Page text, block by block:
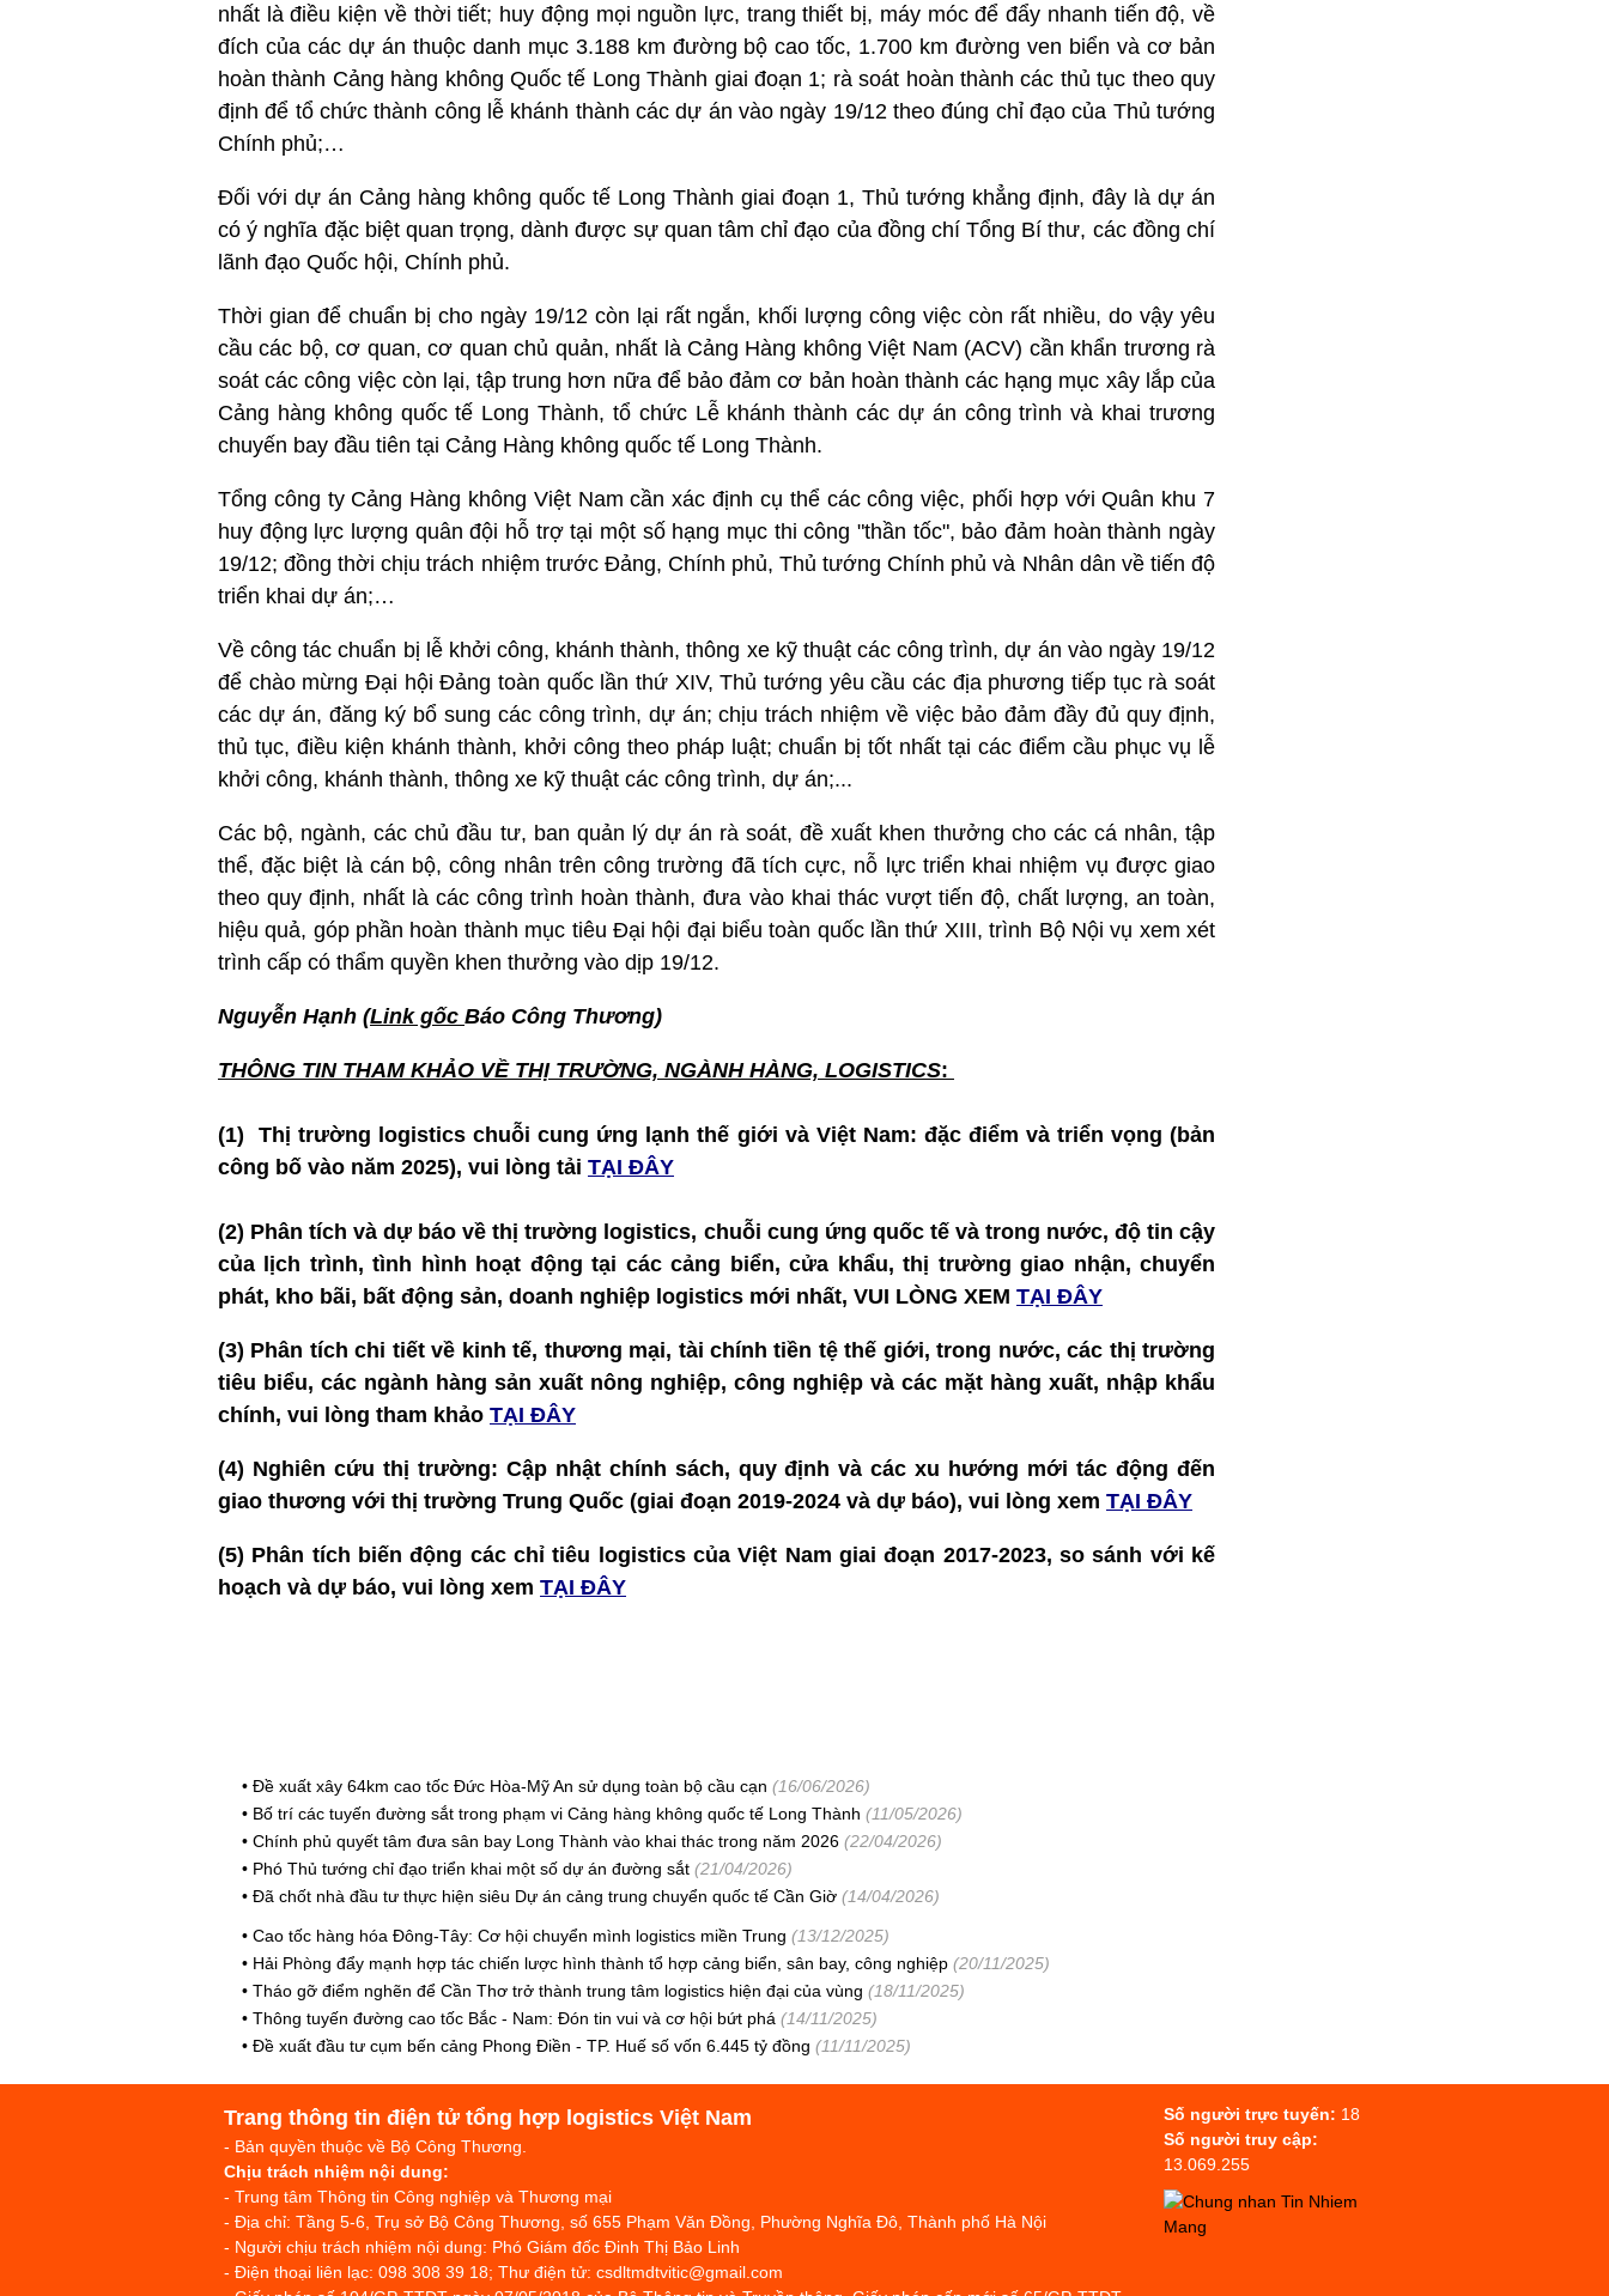
nhất là điều kiện về thời tiết; huy động mọi nguồn lực, trang thiết bị, máy móc để đẩy nhanh tiến độ, về
đích của các dự án thuộc danh mục 3.188 km đường bộ cao tốc, 1.700 km đường ven biển và cơ bản
hoàn thành Cảng hàng không Quốc tế Long Thành giai đoạn 1; rà soát hoàn thành các thủ tục theo quy
định để tổ chức thành công lễ khánh thành các dự án vào ngày 19/12 theo đúng chỉ đạo của Thủ tướng
Chính phủ;…
Đối với dự án Cảng hàng không quốc tế Long Thành giai đoạn 1, Thủ tướng khẳng định, đây là dự án
có ý nghĩa đặc biệt quan trọng, dành được sự quan tâm chỉ đạo của đồng chí Tổng Bí thư, các đồng chí
lãnh đạo Quốc hội, Chính phủ.
Thời gian để chuẩn bị cho ngày 19/12 còn lại rất ngắn, khối lượng công việc còn rất nhiều, do vậy yêu
cầu các bộ, cơ quan, cơ quan chủ quản, nhất là Cảng Hàng không Việt Nam (ACV) cần khẩn trương rà
soát các công việc còn lại, tập trung hơn nữa để bảo đảm cơ bản hoàn thành các hạng mục xây lắp của
Cảng hàng không quốc tế Long Thành, tổ chức Lễ khánh thành các dự án công trình và khai trương
chuyến bay đầu tiên tại Cảng Hàng không quốc tế Long Thành.
Tổng công ty Cảng Hàng không Việt Nam cần xác định cụ thể các công việc, phối hợp với Quân khu 7
huy động lực lượng quân đội hỗ trợ tại một số hạng mục thi công "thần tốc", bảo đảm hoàn thành ngày
19/12; đồng thời chịu trách nhiệm trước Đảng, Chính phủ, Thủ tướng Chính phủ và Nhân dân về tiến độ
triển khai dự án;…
Về công tác chuẩn bị lễ khởi công, khánh thành, thông xe kỹ thuật các công trình, dự án vào ngày 19/12
để chào mừng Đại hội Đảng toàn quốc lần thứ XIV, Thủ tướng yêu cầu các địa phương tiếp tục rà soát
các dự án, đăng ký bổ sung các công trình, dự án; chịu trách nhiệm về việc bảo đảm đầy đủ quy định,
thủ tục, điều kiện khánh thành, khởi công theo pháp luật; chuẩn bị tốt nhất tại các điểm cầu phục vụ lễ
khởi công, khánh thành, thông xe kỹ thuật các công trình, dự án;...
Các bộ, ngành, các chủ đầu tư, ban quản lý dự án rà soát, đề xuất khen thưởng cho các cá nhân, tập
thể, đặc biệt là cán bộ, công nhân trên công trường đã tích cực, nỗ lực triển khai nhiệm vụ được giao
theo quy định, nhất là các công trình hoàn thành, đưa vào khai thác vượt tiến độ, chất lượng, an toàn,
hiệu quả, góp phần hoàn thành mục tiêu Đại hội đại biểu toàn quốc lần thứ XIII, trình Bộ Nội vụ xem xét
trình cấp có thẩm quyền khen thưởng vào dịp 19/12.
Nguyễn Hạnh (Link gốc Báo Công Thương)
THÔNG TIN THAM KHẢO VỀ THỊ TRƯỜNG, NGÀNH HÀNG, LOGISTICS:
(1) Thị trường logistics chuỗi cung ứng lạnh thế giới và Việt Nam: đặc điểm và triển vọng (bản
công bố vào năm 2025), vui lòng tải TẠI ĐÂY
(2) Phân tích và dự báo về thị trường logistics, chuỗi cung ứng quốc tế và trong nước, độ tin cậy
của lịch trình, tình hình hoạt động tại các cảng biển, cửa khẩu, thị trường giao nhận, chuyển
phát, kho bãi, bất động sản, doanh nghiệp logistics mới nhất, VUI LÒNG XEM TẠI ĐÂY
(3) Phân tích chi tiết về kinh tế, thương mại, tài chính tiền tệ thế giới, trong nước, các thị trường
tiêu biểu, các ngành hàng sản xuất nông nghiệp, công nghiệp và các mặt hàng xuất, nhập khẩu
chính, vui lòng tham khảo TẠI ĐÂY
(4) Nghiên cứu thị trường: Cập nhật chính sách, quy định và các xu hướng mới tác động đến
giao thương với thị trường Trung Quốc (giai đoạn 2019-2024 và dự báo), vui lòng xem TẠI ĐÂY
(5) Phân tích biến động các chỉ tiêu logistics của Việt Nam giai đoạn 2017-2023, so sánh với kế
hoạch và dự báo, vui lòng xem TẠI ĐÂY
• Đề xuất xây 64km cao tốc Đức Hòa-Mỹ An sử dụng toàn bộ cầu cạn (16/06/2026)
• Bố trí các tuyến đường sắt trong phạm vi Cảng hàng không quốc tế Long Thành (11/05/2026)
• Chính phủ quyết tâm đưa sân bay Long Thành vào khai thác trong năm 2026 (22/04/2026)
• Phó Thủ tướng chỉ đạo triển khai một số dự án đường sắt (21/04/2026)
• Đã chốt nhà đầu tư thực hiện siêu Dự án cảng trung chuyển quốc tế Cần Giờ (14/04/2026)
• Cao tốc hàng hóa Đông-Tây: Cơ hội chuyển mình logistics miền Trung (13/12/2025)
• Hải Phòng đẩy mạnh hợp tác chiến lược hình thành tổ hợp cảng biển, sân bay, công nghiệp (20/11/2025)
• Tháo gỡ điểm nghẽn để Cần Thơ trở thành trung tâm logistics hiện đại của vùng (18/11/2025)
• Thông tuyến đường cao tốc Bắc - Nam: Đón tin vui và cơ hội bứt phá (14/11/2025)
• Đề xuất đầu tư cụm bến cảng Phong Điền - TP. Huế số vốn 6.445 tỷ đồng (11/11/2025)
Trang thông tin điện tử tổng hợp logistics Việt Nam
- Bản quyền thuộc về Bộ Công Thương.
Chịu trách nhiệm nội dung:
- Trung tâm Thông tin Công nghiệp và Thương mại
- Địa chỉ: Tầng 5-6, Trụ sở Bộ Công Thương, số 655 Phạm Văn Đồng, Phường Nghĩa Đô, Thành phố Hà Nội
- Người chịu trách nhiệm nội dung: Phó Giám đốc Đinh Thị Bảo Linh
- Điện thoại liên lạc: 098 308 39 18; Thư điện tử: csdltmdtvitic@gmail.com
Số người trực tuyến: 18
Số người truy cập:
13.069.255